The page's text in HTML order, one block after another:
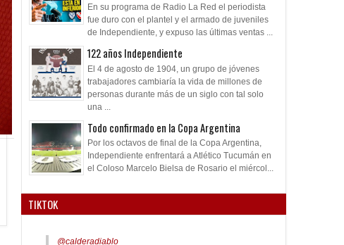
En su programa de Radio La Red el periodista
fue duro con el plantel y el armado de juveniles
de Independiente, y expuso las últimas ventas ...
122 años Independiente
El 4 de agosto de 1904, un grupo de jóvenes
trabajadores cambiaría la vida de millones de
personas durante más de un siglo con tal solo
una ...
Todo confirmado en la Copa Argentina
Por los octavos de final de la Copa Argentina,
Independiente enfrentará a Atlético Tucumán en
el Coloso Marcelo Bielsa de Rosario el miércol...
TIKTOK
@calderadiablo